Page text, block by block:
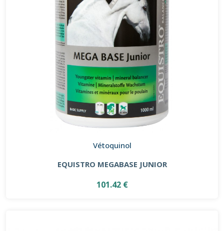
Vétoquinol
EQUISTRO MEGABASE JUNIOR
101.42 €